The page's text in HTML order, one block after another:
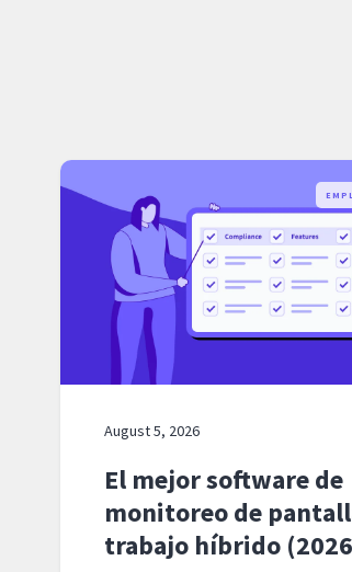
August 5, 2026
El mejor software de
monitoreo de
trabajo híbrido